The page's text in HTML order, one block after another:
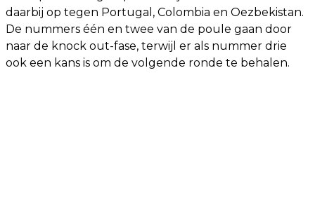
daarbij op tegen Portugal, Colombia en Oezbekistan.
De nummers één en twee van de poule gaan door
naar de knock out-fase, terwijl er als nummer drie
ook een kans is om de volgende ronde te behalen.